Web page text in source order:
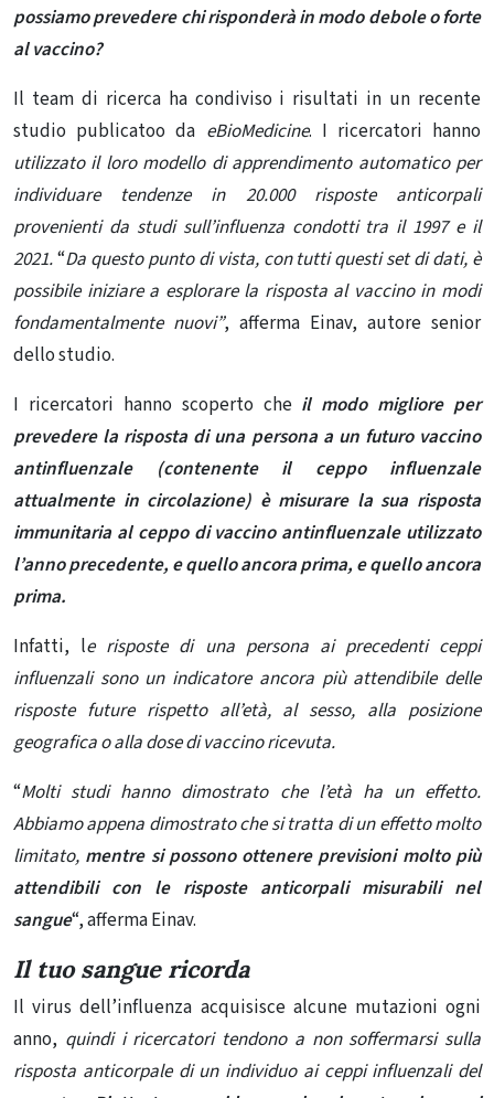
possiamo prevedere chi risponderà in modo debole o forte
al vaccino?
Il team di ricerca ha condiviso i risultati in un recente
studio publicatoo da eBioMedicine. I ricercatori hanno
utilizzato il loro modello di apprendimento automatico per
individuare tendenze in 20.000 risposte anticorpali
provenienti da studi sull’influenza condotti tra il 1997 e il
2021.“Da questo punto di vista, con tutti questi set di dati, è
possibile iniziare a esplorare la risposta al vaccino in modi
fondamentalmente nuovi”, afferma Einav, autore senior
dello studio.
I ricercatori hanno scoperto cheil modo migliore per
prevedere la risposta di una persona a un futuro vaccino
antinfluenzale (contenente il ceppo influenzale
attualmente in circolazione) è misurare la sua risposta
immunitaria al ceppo di vaccino antinfluenzale utilizzato
l’anno precedente, e quello ancora prima, e quello ancora
prima.
Infatti, le risposte di una persona ai precedenti ceppi
influenzali sono un indicatore ancora più attendibile delle
risposte future rispetto all’età, al sesso, alla posizione
geografica o alla dose di vaccino ricevuta.
“Molti studi hanno dimostrato che l’età ha un effetto.
Abbiamo appena dimostrato che si tratta di un effetto molto
limitato, mentre si possono ottenere previsioni molto più
attendibili con le risposte anticorpali misurabili nel
sangue“, afferma Einav.
Il tuo sangue ricorda
Il virus dell’influenza acquisisce alcune mutazioni ogni
anno, quindi i ricercatori tendono a non soffermarsi sulla
risposta anticorpale di un individuo ai ceppi influenzali del